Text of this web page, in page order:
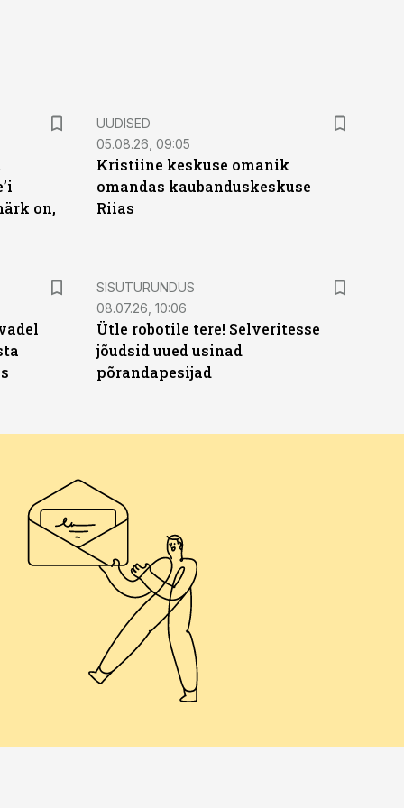
on,
UUDISED
05.08.26, 09:05
Kristiine keskuse omanik
omandas kaubanduskeskuse
Riias
ST
SISUTURUNDUS
08.07.26, 10:06
Ütle robotile tere! Selveritesse
jõudsid uued usinad
põrandapesijad